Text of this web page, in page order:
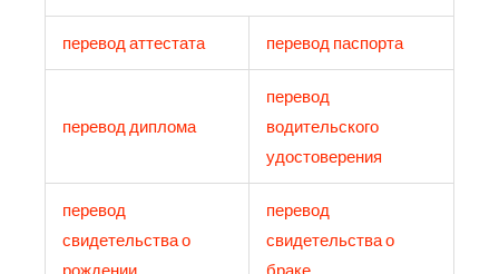
перевод аттестата перевод паспорта
перевод диплома
перевод
водительского
удостоверения
перевод
свидетельства о
рождении
перевод
свидетельства о
браке